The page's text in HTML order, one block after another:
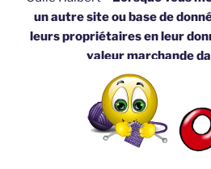
un autre site ou base de
leurs propriétaires en leur
valeur marchande